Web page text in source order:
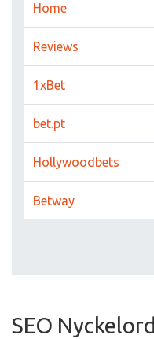
Home
Reviews
1xBet
bet.pt
Hollywoodbets
Betway
SEO Nyckelord